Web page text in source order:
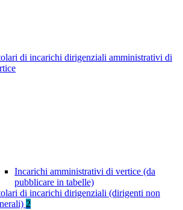
di incarichi dirigenziali amministrativi di
Incarichi amministrativi di vertice (da
pubblicare in tabelle)
di incarichi dirigenziali (dirigenti non
2